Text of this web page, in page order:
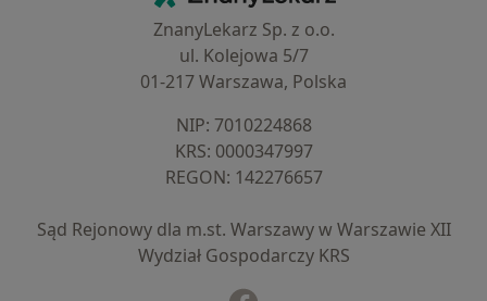
ZnanyLekarz Sp. z o.o.
ul. Kolejowa 5/7
01-217 Warszawa, Polska
NIP: ⁠7010224868
KRS: ⁠0000347997
REGON: ⁠142276657
Sąd Rejonowy dla m.st. Warszawy w Warszawie XII
Wydział Gospodarczy KRS